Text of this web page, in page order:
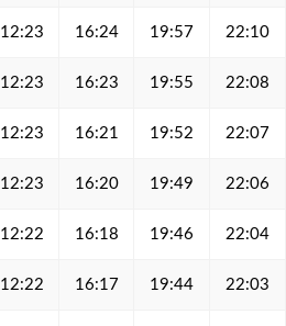
12:23 16:24 19:57 22:10
12:23 16:23 19:55 22:08
12:23 16:21 19:52 22:07
12:23 16:20 19:49 22:06
12:22 16:18 19:46 22:04
12:22 16:17 19:44 22:03